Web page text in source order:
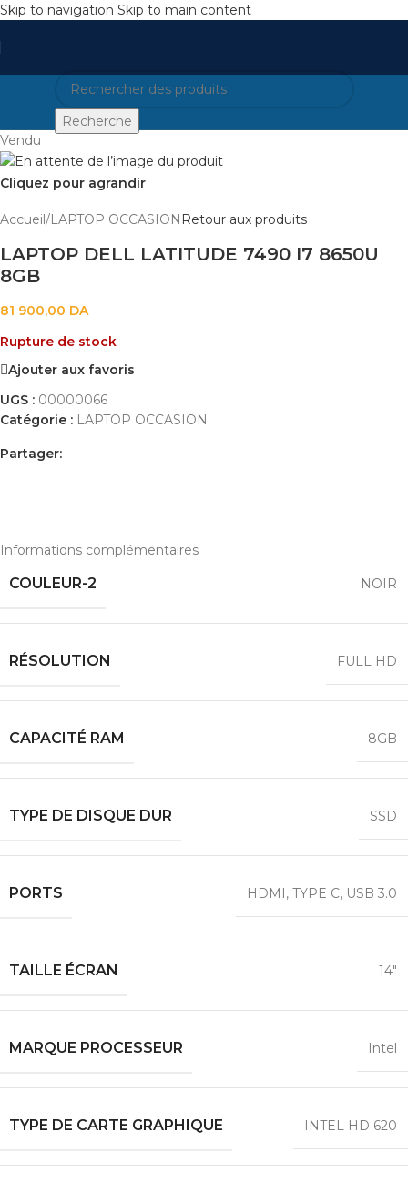
Skip to navigation Skip to main content
Recherche
Vendu
Cliquez pour agrandir
Accueil /LAPTOP OCCASION Retour aux produits
LAPTOP DELL LATITUDE 7490 I7 8650U
8GB
81 900,00 DA
Rupture de stock
Ajouter aux favoris
UGS : 00000066
Catégorie : LAPTOP OCCASION
Partager:
Informations complémentaires
COULEUR-2 NOIR
RÉSOLUTION FULL HD
CAPACITÉ RAM 8GB
TYPE DE DISQUE DUR SSD
PORTS HDMI , TYPE C, USB 3.0
TAILLE ÉCRAN 14″
MARQUE PROCESSEUR Intel
TYPE DE CARTE GRAPHIQUE INTEL HD 620